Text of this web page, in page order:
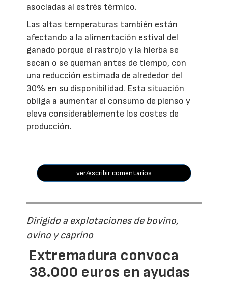
asociadas al estrés térmico.
Las altas temperaturas también están
afectando a la alimentación estival del
ganado porque el rastrojo y la hierba se
secan o se queman antes de tiempo, con
una reducción estimada de alrededor del
30% en su disponibilidad. Esta situación
obliga a aumentar el consumo de pienso y
eleva considerablemente los costes de
producción.
ver/escribir comentarios
Dirigido a explotaciones de bovino,
ovino y caprino
Extremadura convoca
38.000 euros en ayudas